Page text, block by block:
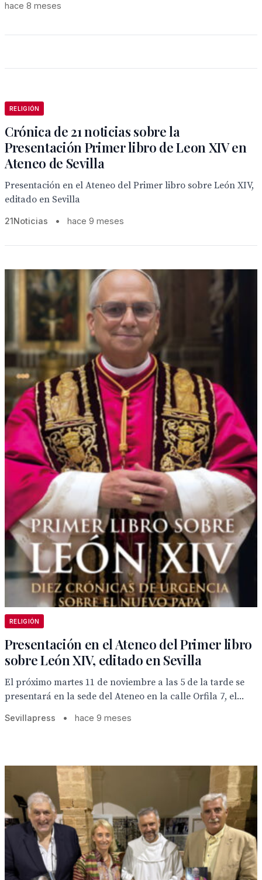
hace 8 meses
RELIGIÓN
Crónica de 21 noticias sobre la
Presentación Primer libro de Leon XIV en
Ateneo de Sevilla
Presentación en el Ateneo del Primer libro sobre León XIV,
editado en Sevilla
21Noticias • hace 9 meses
RELIGIÓN
Presentación en el Ateneo del Primer libro
sobre León XIV, editado en Sevilla
El próximo martes 11 de noviembre a las 5 de la tarde se
presentará en la sede del Ateneo en la calle Orfila 7, el...
Sevillapress • hace 9 meses